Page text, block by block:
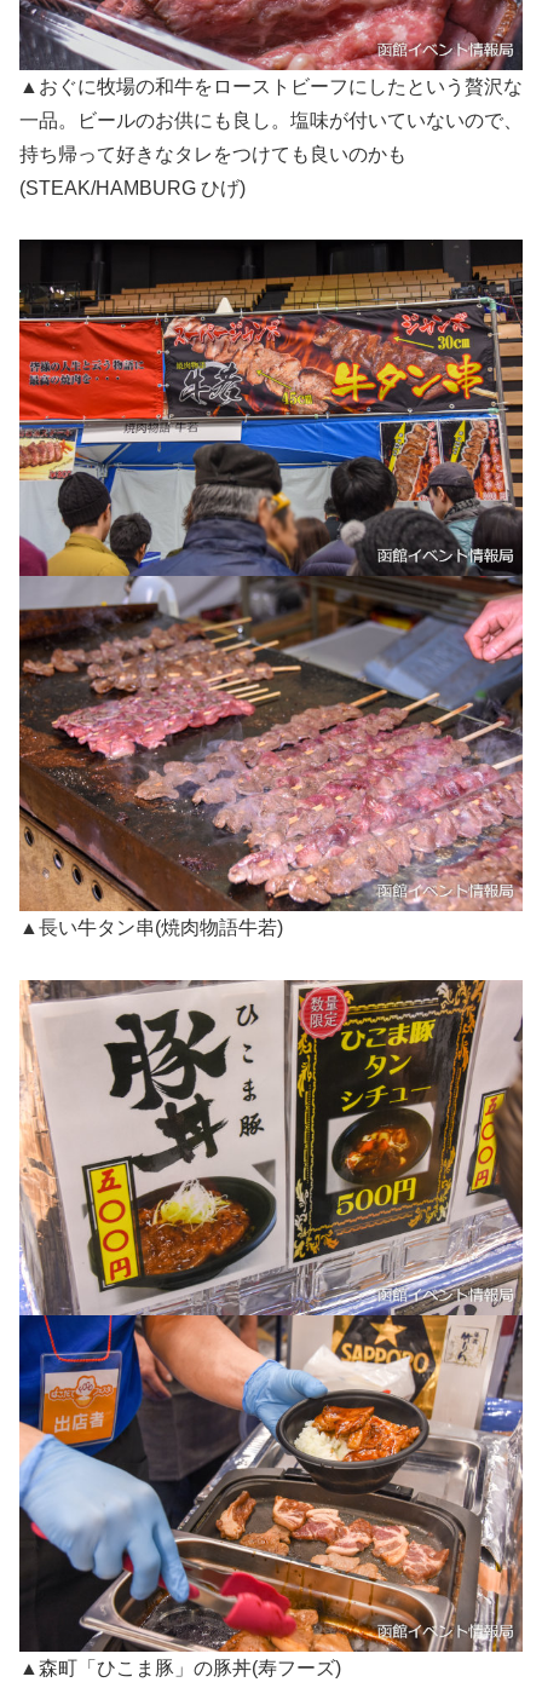
▲おぐに牧場の和牛をローストビーフにしたという贅沢な
一品。ビールのお供にも良し。塩味が付いていないので、
持ち帰って好きなタレをつけても良いのかも
(STEAK/HAMBURG ひげ)
▲長い牛タン串(焼肉物語牛若)
▲森町「ひこま豚」の豚丼(寿フーズ)